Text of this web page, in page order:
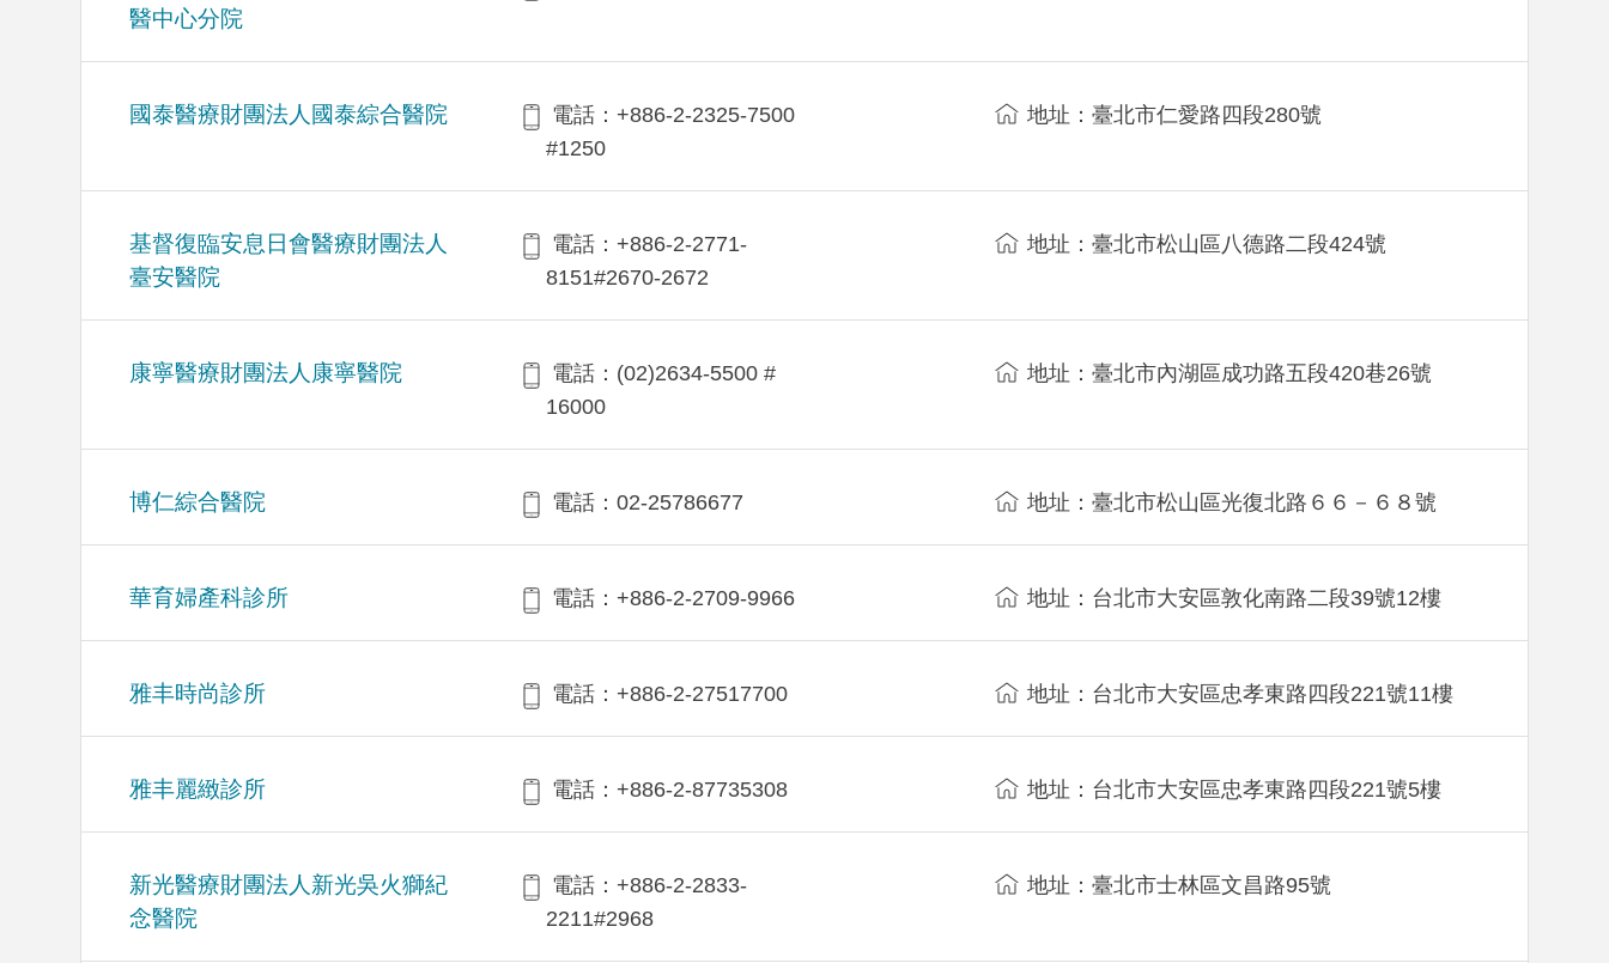
醫中心分院
國泰醫療財團法人國泰綜合醫院
電話：+886-2-2325-7500
#1250
地址：臺北市仁愛路四段280號
基督復臨安息日會醫療財團法人
臺安醫院
電話：+886-2-2771-
8151#2670-2672
地址：臺北市松山區八德路二段424號
康寧醫療財團法人康寧醫院
電話：(02)2634-5500 #
16000
地址：臺北市內湖區成功路五段420巷26號
博仁綜合醫院 電話：02-25786677 地址：臺北市松山區光復北路６６－６８號
華育婦產科診所 電話：+886-2-2709-9966 地址：台北市大安區敦化南路二段39號12樓
雅丰時尚診所 電話：+886-2-27517700 地址：台北市大安區忠孝東路四段221號11樓
雅丰麗緻診所 電話：+886-2-87735308 地址：台北市大安區忠孝東路四段221號5樓
新光醫療財團法人新光吳火獅紀
念醫院
電話：+886-2-2833-
2211#2968
地址：臺北市士林區文昌路95號